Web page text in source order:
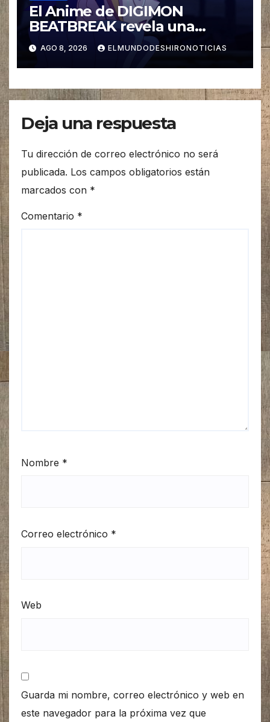
El Anime de DIGIMON
BEATBREAK revela una
nueva imagen para su ultimo
Arco Asuka
AGO 8, 2026 ELMUNDODESHIRONOTICIAS
Deja una respuesta
Tu dirección de correo electrónico no será
publicada. Los campos obligatorios están
marcados con *
Comentario *
Nombre *
Correo electrónico *
Web
Guarda mi nombre, correo electrónico y web en
este navegador para la próxima vez que